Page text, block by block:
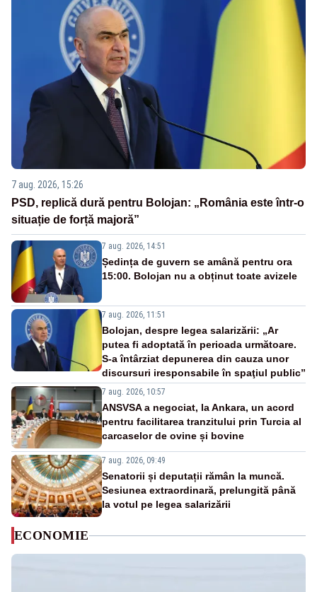
7 aug. 2026, 15:26
PSD, replică dură pentru Bolojan: „România este într-o
situație de forță majoră”
7 aug. 2026, 14:51
Ședința de guvern se amână pentru ora
15:00. Bolojan nu a obținut toate avizele
7 aug. 2026, 11:51
Bolojan, despre legea salarizării: „Ar
putea fi adoptată în perioada următoare.
S-a întârziat depunerea din cauza unor
discursuri iresponsabile în spaţiul public”
7 aug. 2026, 10:57
ANSVSA a negociat, la Ankara, un acord
pentru facilitarea tranzitului prin Turcia al
carcaselor de ovine și bovine
7 aug. 2026, 09:49
Senatorii și deputații rămân la muncă.
Sesiunea extraordinară, prelungită până
la votul pe legea salarizării
ECONOMIE